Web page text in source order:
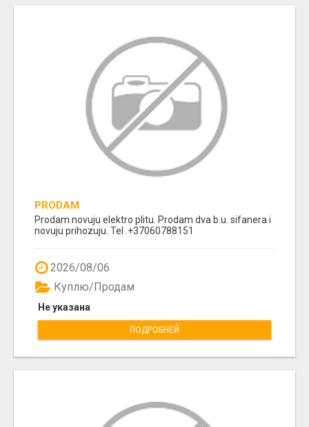
PRODAM
Prodam novuju elektro plitu. Prodam dva b.u. sifanera i
novuju prihozuju. Tel .+37060788151
2026/08/06
Не указана
Куплю/Продам
ПОДРОБНЕЙ